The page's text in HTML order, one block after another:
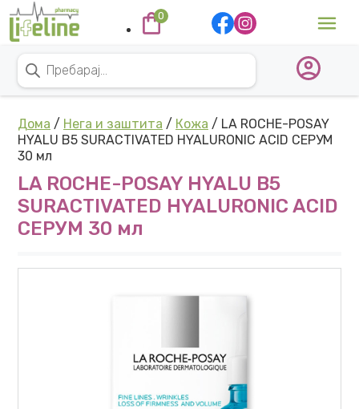
Skip to content
Main Navigation
0
Дома / Нега и заштита / Кожа / LA ROCHE-POSAY
HYALU B5 SURACTIVATED HYALURONIC ACID СЕРУМ
30 мл
LA ROCHE-POSAY HYALU B5
SURACTIVATED HYALURONIC ACID
СЕРУМ 30 мл